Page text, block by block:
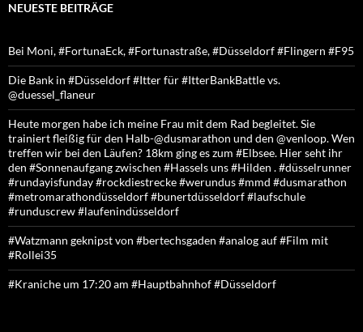
NEUESTE BEITRÄGE
Bei Moni, #FortunaEck, #Fortunastraße, #Düsseldorf #Flingern #F95
Die Bank in #Düsseldorf #Itter für #ItterBankBattle vs.
@duessel_flaneur
Heute morgen habe ich meine Frau mit dem Rad begleitet. Sie
trainiert fleißig für den Halb-@dusmarathon und den @venloop. Wen
treffen wir bei den Läufen? 18km ging es zum #Elbsee. Hier seht ihr
den #Sonnenaufgang zwischen #Hassels uns #Hilden . #düsselrunner
#rundayisfunday #rockdiestrecke #werundus #mmd #dusmarathon
#metromarathondüsseldorf #bunertdüsseldorf #laufschule
#runduscrew #laufenindüsseldorf
#Watzmann geknipst von #bertechsgaden #analog auf #Film mit
#Rollei35
#Kraniche um 17:20 am #Hauptbahnhof #Düsseldorf